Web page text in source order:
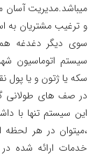
میباشد.مدیریت آسان
و ترغیب مشتریان به
سوی دیگر دغدغه
سیستم اتوماسیون
سکه یا ژتون و یا پول
در صف های طولانی
این سیستم تنها با
،میتوان در هر لحظه
خدمات ارائه شده